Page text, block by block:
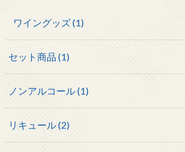
ワイングッズ(1)
セット商品 (1)
ノンアルコール(1)
リキュール(2)